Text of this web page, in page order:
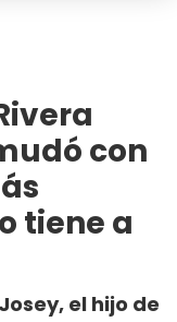
con
tiene a
el hijo de